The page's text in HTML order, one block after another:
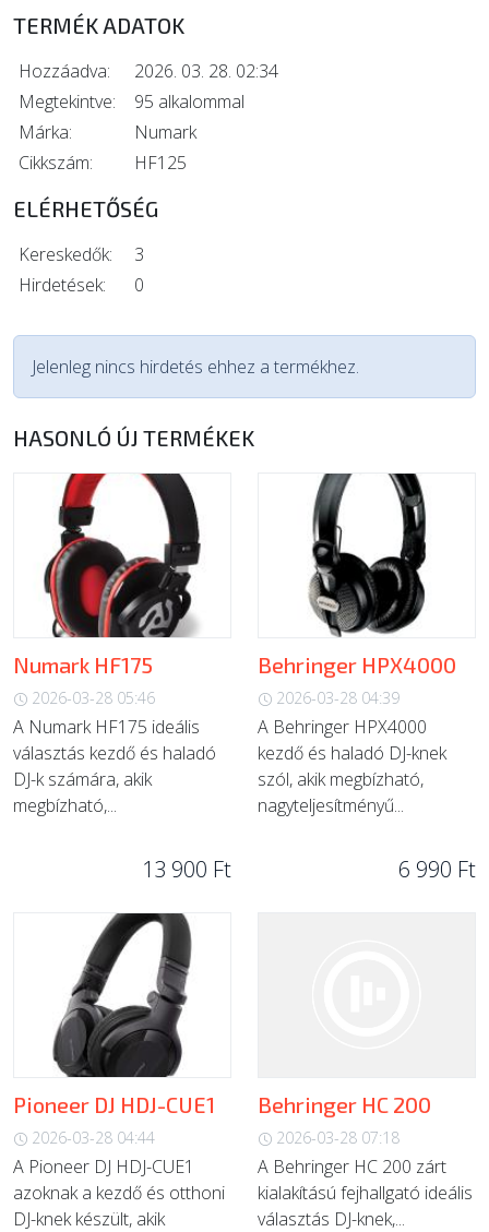
TERMÉK ADATOK
Hozzáadva:
2026. 03. 28. 02:34
Megtekintve:
95 alkalommal
Márka:
Numark
Cikkszám:
HF125
ELÉRHETŐSÉG
Kereskedők:
3
Hirdetések:
0
Jelenleg nincs hirdetés ehhez a termékhez.
HASONLÓ ÚJ TERMÉKEK
Numark HF175
2026-03-28 05:46
A Numark HF175 ideális
választás kezdő és haladó
DJ-k számára, akik
megbízható,...
13 900 Ft
Behringer HPX4000
2026-03-28 04:39
A Behringer HPX4000
kezdő és haladó DJ-knek
szól, akik megbízható,
nagyteljesítményű...
6 990 Ft
Pioneer DJ HDJ-CUE1
2026-03-28 04:44
A Pioneer DJ HDJ-CUE1
azoknak a kezdő és otthoni
DJ-knek készült, akik
Behringer HC 200
2026-03-28 07:18
A Behringer HC 200 zárt
kialakítású fejhallgató ideális
választás DJ-knek,...